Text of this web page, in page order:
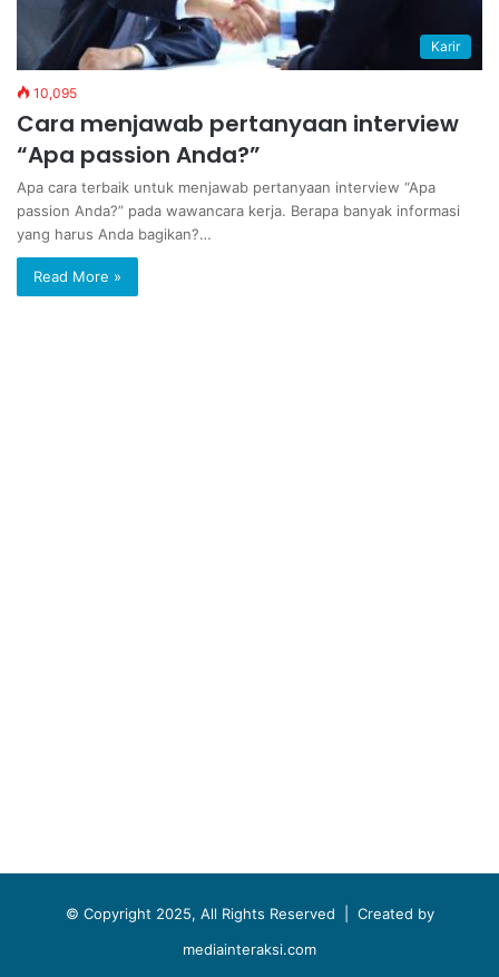
Karir
10,095
Cara menjawab pertanyaan interview
“Apa passion Anda?”
Apa cara terbaik untuk menjawab pertanyaan interview “Apa
passion Anda?” pada wawancara kerja. Berapa banyak informasi
yang harus Anda bagikan?…
Read More »
© Copyright 2025, All Rights Reserved | Created by
mediainteraksi.com